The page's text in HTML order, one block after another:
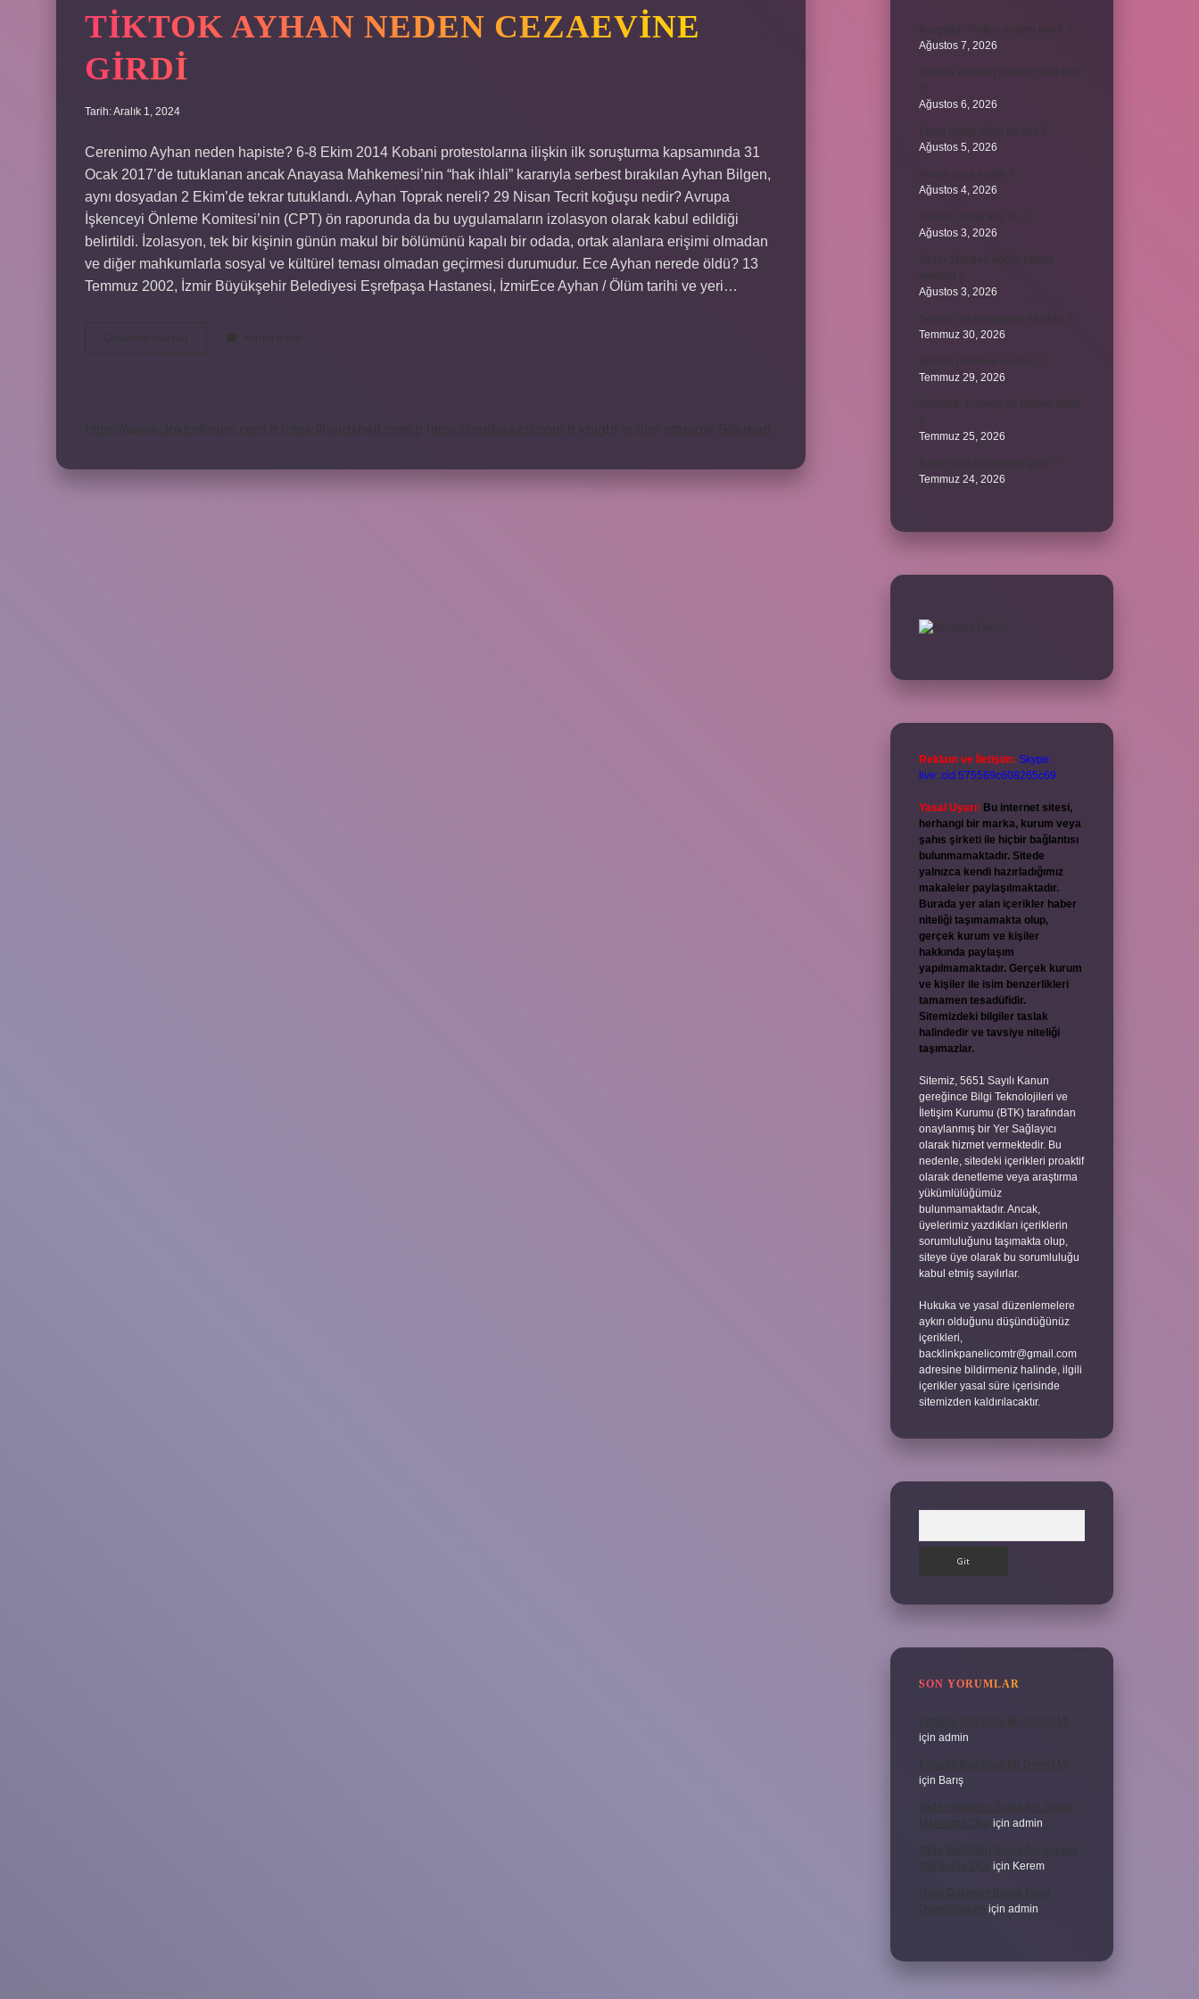
TIKTOK AYHAN NEDEN CEZAEVINE
GIRDI
Tarih: Aralık 1, 2024
Cerenimo Ayhan neden hapiste? 6-8 Ekim 2014 Kobani protestolarına ilişkin ilk soruşturma kapsamında 31
Ocak 2017’de tutuklanan ancak Anayasa Mahkemesi’nin “hak ihlali” kararıyla serbest bırakılan Ayhan Bilgen,
aynı dosyadan 2 Ekim’de tekrar tutuklandı. Ayhan Toprak nereli? 29 Nisan Tecrit koğuşu nedir? Avrupa
İşkenceyi Önleme Komitesi’nin (CPT) ön raporunda da bu uygulamaların izolasyon olarak kabul edildiği
belirtildi. İzolasyon, tek bir kişinin günün makul bir bölümünü kapalı bir odada, ortak alanlara erişimi olmadan
ve diğer mahkumlarla sosyal ve kültürel teması olmadan geçirmesi durumudur. Ece Ayhan nerede öldü? 13
Temmuz 2002, İzmir Büyükşehir Belediyesi Eşrefpaşa Hastanesi, İzmirEce Ayhan / Ölüm tarihi ve yeri…
https://www.doktorforum.com.tr
Ağustos 7, 2026
Ağustos 6, 2026
Ağustos 5, 2026
Ağustos 4, 2026
Ağustos 3, 2026
Ağustos 3, 2026
Temmuz 30, 2026
Temmuz 29, 2026
Temmuz 25, 2026
Temmuz 24, 2026
Reklam ve İletişim: Skype:
live:.cid.575569c608265c69
Yasal Uyarı: Bu internet sitesi,
herhangi bir marka, kurum veya
şahıs şirketi ile hiçbir bağlantısı
bulunmamaktadır. Sitede
yalnızca kendi hazırladığımız
makaleler paylaşılmaktadır.
Burada yer alan içerikler haber
niteliği taşımamakta olup,
gerçek kurum ve kişiler
hakkında paylaşım
yapılmamaktadır. Gerçek kurum
ve kişiler ile isim benzerlikleri
tamamen tesadüfidir.
Sitemizdeki bilgiler taslak
halindedir ve tavsiye niteliği
taşımazlar.
Sitemiz, 5651 Sayılı Kanun
gereğince Bilgi Teknolojileri ve
İletişim Kurumu (BTK) tarafından
onaylanmış bir Yer Sağlayıcı
olarak hizmet vermektedir. Bu
nedenle, sitedeki içerikleri proaktif
olarak denetleme veya araştırma
yükümlülüğümüz
bulunmamaktadır. Ancak,
üyelerimiz yazdıkları içeriklerin
sorumluluğunu taşımakta olup,
siteye üye olarak bu sorumluluğu
kabul etmiş sayılırlar.
Hukuka ve yasal düzenlemelere
aykırı olduğunu düşündüğünüz
içerikleri,
backlinkpanelicomtr@gmail.com
adresine bildirmeniz halinde, ilgili
içerikler yasal süre içerisinde
sitemizden kaldırılacaktır.
SON YORUMLAR
Kanada Bağımsız Bir Devlet Mi
için admin
Kanada Bağımsız Bir Devlet Mi
için Barış
Ifade Verdikten Sonra Ne Zaman
Mahkeme Olur için admin
Ifade Verdikten Sonra Ne Zaman
Mahkeme Olur için Kerem
Uyku Düzenim Bozuk Nasıl
Düzeltebilirim
için admin